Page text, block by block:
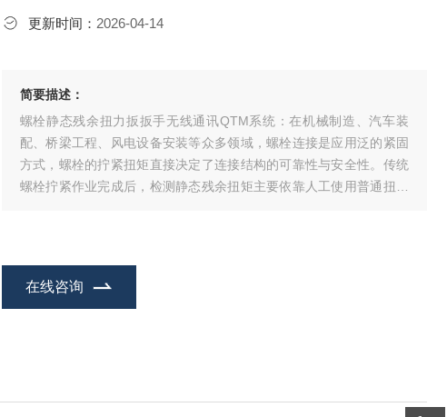
更新时间： 2026-04-14
简要描述：
螺栓静态残余扭力扳扳手无线通讯QTM系统：在机械制造、汽车装
配、桥梁工程、风电设备安装等众多领域，螺栓连接是应用泛的紧固
方式，螺栓的拧紧扭矩直接决定了连接结构的可靠性与安全性。传统
螺栓拧紧作业完成后，检测静态残余扭矩主要依靠人工使用普通扭力
在线咨询